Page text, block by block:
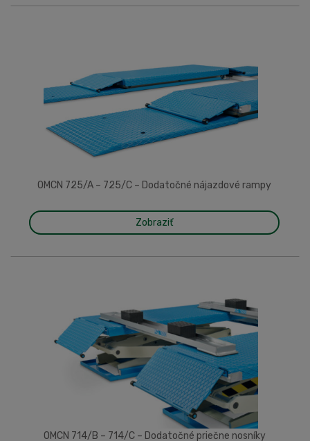
OMCN 725/A – 725/C – Dodatočné nájazdové rampy
Zobraziť
OMCN 714/B – 714/C – Dodatočné priečne nosníky